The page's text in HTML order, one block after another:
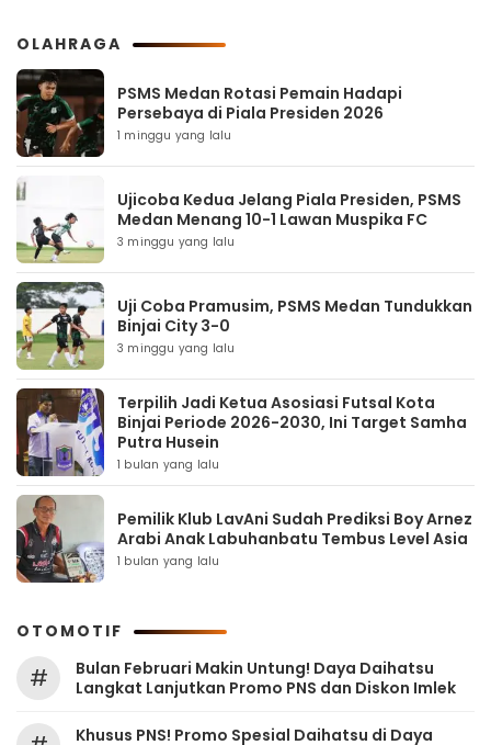
OLAHRAGA
PSMS Medan Rotasi Pemain Hadapi
Persebaya di Piala Presiden 2026
1 minggu yang lalu
Ujicoba Kedua Jelang Piala Presiden, PSMS
Medan Menang 10-1 Lawan Muspika FC
3 minggu yang lalu
Uji Coba Pramusim, PSMS Medan Tundukkan
Binjai City 3-0
3 minggu yang lalu
Terpilih Jadi Ketua Asosiasi Futsal Kota
Binjai Periode 2026-2030, Ini Target Samha
Putra Husein
1 bulan yang lalu
Pemilik Klub LavAni Sudah Prediksi Boy Arnez
Arabi Anak Labuhanbatu Tembus Level Asia
1 bulan yang lalu
OTOMOTIF
#
Bulan Februari Makin Untung! Daya Daihatsu
Langkat Lanjutkan Promo PNS dan Diskon Imlek
Khusus PNS! Promo Spesial Daihatsu di Daya